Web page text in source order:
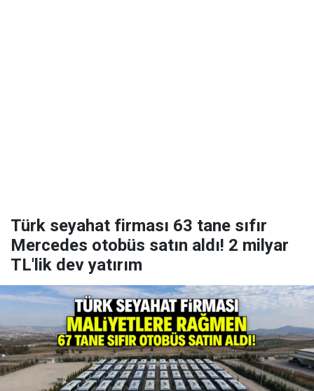
Türk seyahat firması 63 tane sıfır
Mercedes otobüs satın aldı! 2 milyar
TL'lik dev yatırım